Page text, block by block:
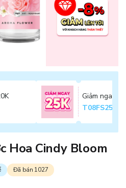
Giảm ngay
T08FS25K
Hoa Cindy Bloom
Đã bán 1027